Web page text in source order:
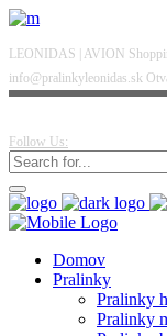
LEONIDAS | AVION
info@pralinkyleonidas.sk
Follow Us:
Domov
Pralinky
Pralinky
Pralinky